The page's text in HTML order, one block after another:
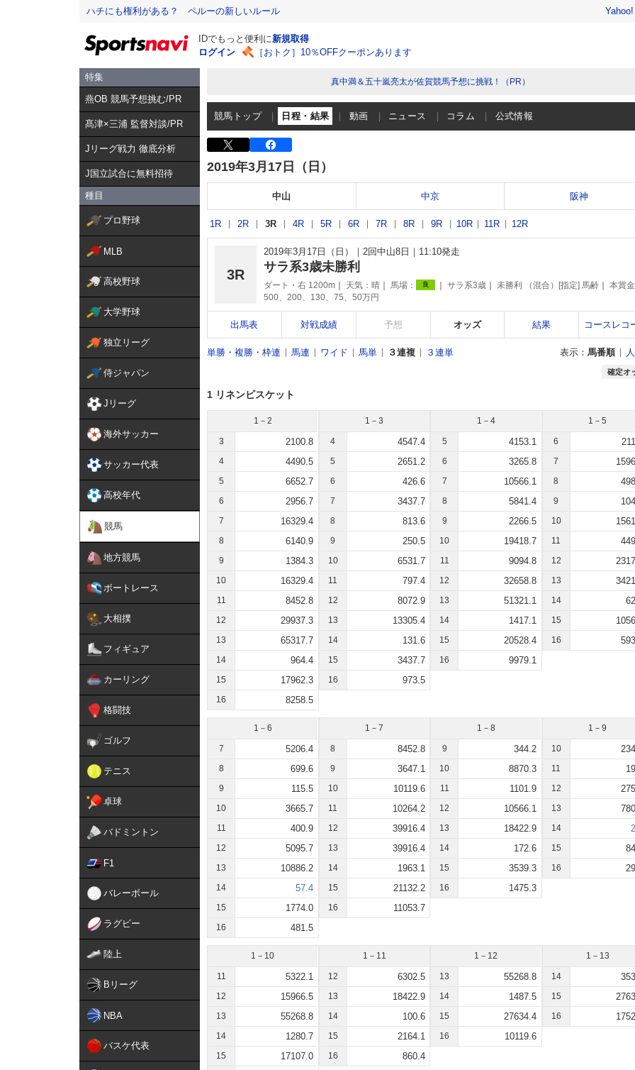
ハチにも権利がある？ ペルーの新しいルール
IDでもっと便利に新規取得
ログイン
［おトク］10％OFFクーポンあります
特集
燕OB 競馬予想挑む/PR
髙津×三浦 監督対談/PR
Jリーグ戦力 徹底分析
J国立試合に無料招待
種目
プロ野球
MLB
高校野球
大学野球
独立リーグ
侍ジャパン
Jリーグ
海外サッカー
サッカー代表
高校年代
競馬
地方競馬
ボートレース
大相撲
フィギュア
カーリング
格闘技
ゴルフ
テニス
卓球
バドミントン
F1
バレーボール
ラグビー
陸上
Bリーグ
NBA
バスケ代表
真中満＆五十嵐亮太が佐賀競馬予想に挑戦！（PR）
競馬トップ 日程・結果 動画 ニュース コラム 公式情報
2019年3月17日（日）
中山 中京 阪神
1R 2R 3R 4R 5R 6R 7R 8R 9R 10R 11R 12R
3R
2019年3月17日（日） 2回中山8日 11:10発走
サラ系3歳未勝利
ダート・右 1200m 天気： 晴 馬場： 良 サラ系3歳 未勝利 （混合）[指定] 馬齢
本賞金
500、200、130、75、50万円
出馬表 対戦成績 予想 オッズ 結果 コースレコ
単勝・複勝・枠連 馬連 ワイド 馬単 ３連複 ３連単 表示： 馬番順
確定オ
1 リネンビスケット
1－2
3 2100.8
4 4490.5
5 6652.7
6 2956.7
7 16329.4
8 6140.9
9 1384.3
10 16329.4
11 8452.8
12 29937.3
13 65317.7
14 964.4
15 17962.3
16 8258.5
1－3
4 4547.4
5 2651.2
6 426.6
7 3437.7
8 813.6
9 250.5
10 6531.7
11 797.4
12 8072.9
13 13305.4
14 131.6
15 3437.7
16 973.5
1－4
5 4153.1
6 3265.8
7 10566.1
8 5841.4
9 2266.5
10 19418.7
11 9094.8
12 32658.8
13 51321.1
14 1417.1
15 20528.4
16 9979.1
1－5
6
7
8
9
10
11
12
13
14
15
16
1－6
7 5206.4
8 699.6
9 115.5
10 3665.7
11 400.9
12 5095.7
13 10886.2
14 57.4
15 1774.0
16 481.5
1－7
8 8452.8
9 3647.1
10 10119.6
11 10264.2
12 39916.4
13 39916.4
14 1963.1
15 21132.2
16 11053.7
1－8
9 344.2
10 8870.3
11 1101.9
12 10566.1
13 18422.9
14 172.6
15 3539.3
16 1475.3
1－9
10
11
12
13
14
15
16
1－10
11 5322.1
12 15966.5
13 55268.8
14 1280.7
15 17107.0
1－11
12 6302.5
13 18422.9
14 100.6
15 2164.1
16 860.4
1－12
13 55268.8
14 1487.5
15 27634.4
16 10119.6
1－13
14
15
16